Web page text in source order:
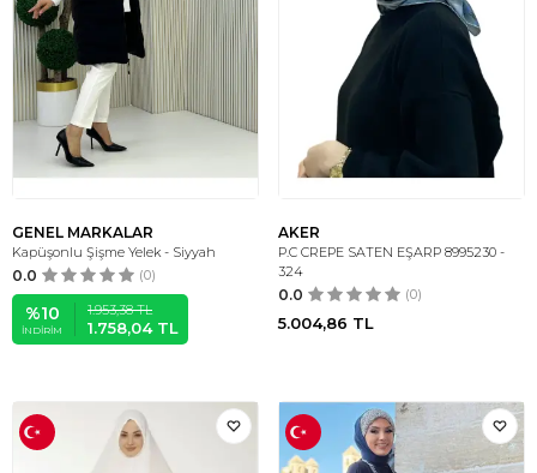
GENEL MARKALAR
Kapüşonlu Şişme Yelek - Siyyah
0.0 (0)
%10
İNDIRIM
1.953,38TL
1.758,04TL
AKER
P.C CREPE SATEN EŞARP 8995230 -
324
0.0 (0)
5.004,86 TL